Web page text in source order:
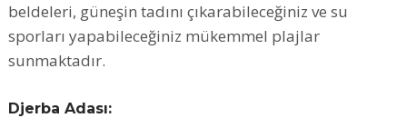
beldeleri, güneşin tadını çıkarabileceğiniz ve su
sporları yapabileceğiniz mükemmel plajlar
sunmaktadır.
Djerba Adası: